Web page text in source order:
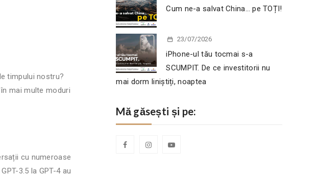
timpului nostru?
mai multe moduri
cu numeroase
3.5 la GPT-4 au
Cum ne-a salvat China… pe TOȚI!
23/07/2026
iPhone-ul tău tocmai s-a
SCUMPIT. De ce investitorii nu
mai dorm liniștiți, noaptea
Mă găsești și pe: